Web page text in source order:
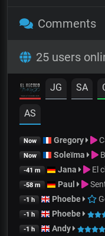
Comments
25 users
JG SA
AS
Now Gregory
Now Soleïma
-41 m Jana El
-58 m Paul
-1 h Phoebe
-1 h Phoebe
-1 h Andy